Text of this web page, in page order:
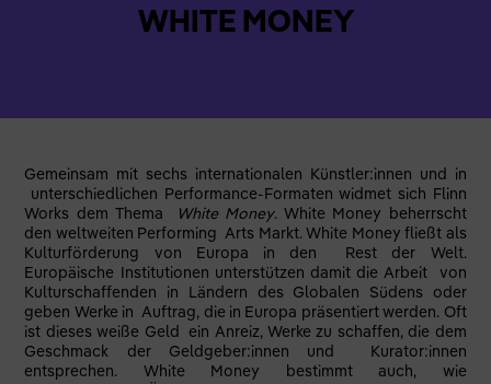
WHITE MONEY
Gemeinsam mit sechs internationalen Künstler:innen und in
unterschiedlichen Performance-Formaten widmet sich Flinn
Works dem Thema
White Money. White Money beherrscht
den weltweiten Performing Arts Markt. White Money fließt als
Kulturförderung von Europa in den Rest der Welt.
Europäische Institutionen unterstützen damit die Arbeit von
Kulturschaffenden in Ländern des Globalen Südens oder
geben Werke in Auftrag, die in Europa präsentiert werden. Oft
ist dieses weiße Geld ein Anreiz, Werke zu schaffen, die dem
Geschmack der Geldgeber:innen und Kurator:innen
entsprechen. White Money bestimmt auch, wie